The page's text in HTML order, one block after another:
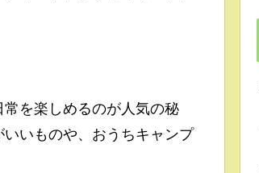
を楽しめるのが人気の秘
いものや、おうちキャンプ